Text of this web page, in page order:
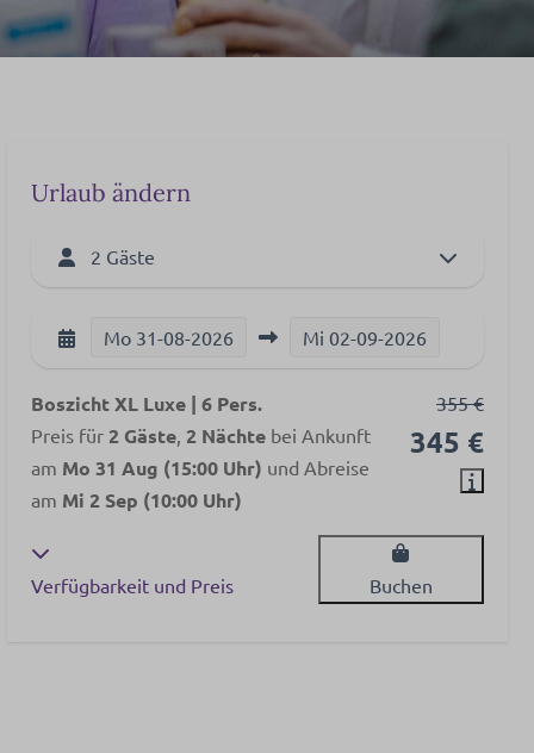
Urlaub ändern
2 Gäste
Mo 31-08-2026 Mi 02-09-2026
355 €
345 €
Boszicht XL Luxe | 6 Pers.
Preis für 2 Gäste, 2 Nächte bei Ankunft
am Mo 31 Aug (15:00 Uhr) und Abreise
am Mi 2 Sep (10:00 Uhr)
Verfügbarkeit und Preis Buchen